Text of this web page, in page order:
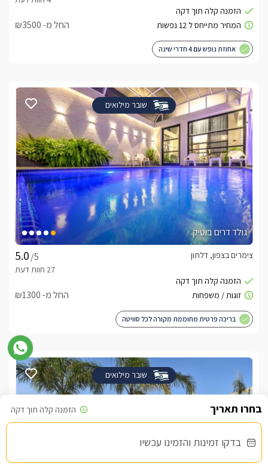
בדקו זמינות והזמינו עכשיו
החל מ- ₪3500
אחוזת נופש עם 4 חדרי שינה
שובר מילואים
גולד דרים בוטיק
/5
צימרים בצפון, דלתון
החל מ- ₪1300
בריכה פרטית מחוממת מקורה לכל סוויטה
שובר מילואים